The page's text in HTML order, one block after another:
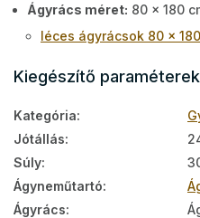
Ágyrács méret: 80 x 180
léces ágyrácsok 80 x
Kiegészítő paraméterek
Kategória:
Jótállás:
Súly:
Ágyneműtartó:
Ágyrács: